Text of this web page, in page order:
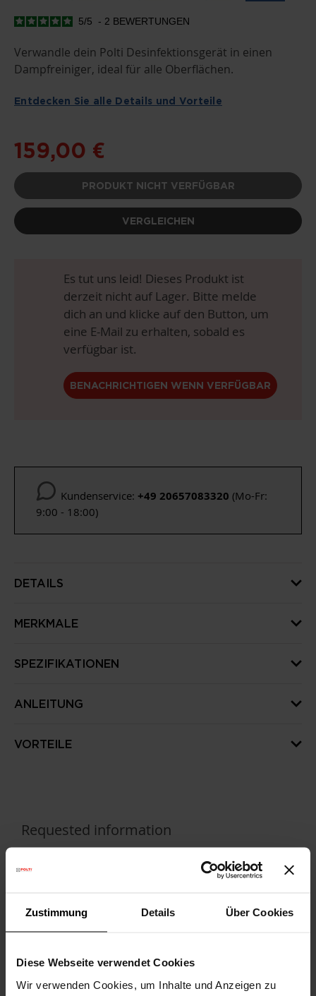
Zustimmung Details Über Cookies
Diese Webseite verwendet Cookies
Wir verwenden Cookies, um Inhalte und Anzeigen zu
ZUM
DER
BILDGALERIE
SPRINGEN
5/5 - 2 BEWERTUNGEN
Verwandle dein Polti Desinfektionsgerät in einen
Dampfreiniger, ideal für alle Oberflächen.
Entdecken Sie alle Details und Vorteile
159,00 €
PRODUKT NICHT VERFÜGBAR
VERGLEICHEN
Es tut uns leid! Dieses Produkt ist
derzeit nicht auf Lager. Bitte melde
dich an und klicke auf den Button, um
eine E-Mail zu erhalten, sobald es
verfügbar ist.
BENACHRICHTIGEN WENN VERFÜGBAR
Kundenservice: +49 20657083320 (Mo-Fr:
9:00 - 18:00)
DETAILS
MERKMALE
SPEZIFIKATIONEN
ANLEITUNG
VORTEILE
Requested information
Wie können wir Ihnen helfen?
Nachname